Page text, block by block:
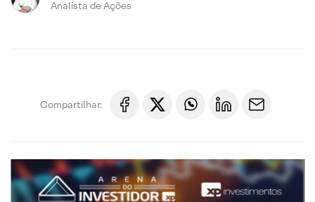
Analista de Ações
Compartilhar: